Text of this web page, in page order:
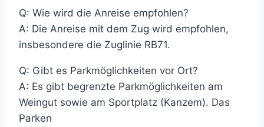
Q: Wie wird die Anreise empfohlen?
A: Die Anreise mit dem Zug wird empfohlen,
insbesondere die Zuglinie RB71.
Q: Gibt es Parkmöglichkeiten vor Ort?
A: Es gibt begrenzte Parkmöglichkeiten am
Weingut sowie am Sportplatz (Kanzem). Das
Parken